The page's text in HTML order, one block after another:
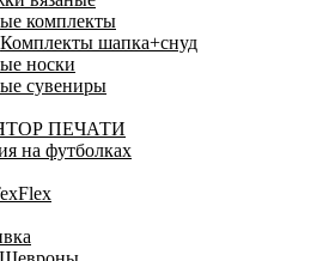
комплекты
Комплекты шапка+снуд
носки
сувениры
ПЕЧАТИ
на футболках